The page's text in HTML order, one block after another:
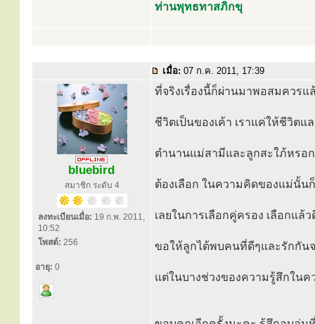
ท่านพุทธทาสภิกขุ
เมื่อ: 07 ก.ค. 2011, 17:39
bluebird
สมาชิก ระดับ 4
ลงทะเบียนเมื่อ: 19 ก.พ. 2011,
10:52
โพสต์: 256
อายุ: 0
ที่จริงเรื่องนี้ก็ผ่านมาพอสมควรแ
ชีวิตเป็นของเค้า เราแค่ให้ชีวิต
ตำนานแม่สามีและลูกสะใภ้หรอ
ต้องเลือก ในความคิดของแม่นั้น
เลยในการเลือกคู่ครอง เลือกแล้
ขอให้ลูกได้พบคนที่ดีๆและรักกัน
แต่ในบางช่วงของความรู้สึกในค